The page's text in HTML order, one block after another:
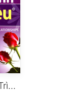
Bí Mật Hành Trình Tình Yêu